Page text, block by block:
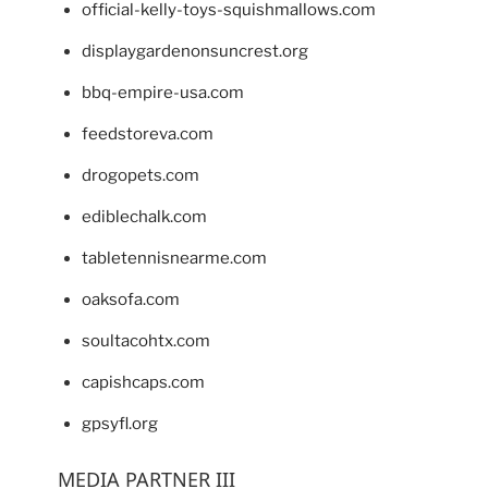
official-kelly-toys-squishmallows.com
displaygardenonsuncrest.org
bbq-empire-usa.com
feedstoreva.com
drogopets.com
ediblechalk.com
tabletennisnearme.com
oaksofa.com
soultacohtx.com
capishcaps.com
gpsyfl.org
MEDIA PARTNER III